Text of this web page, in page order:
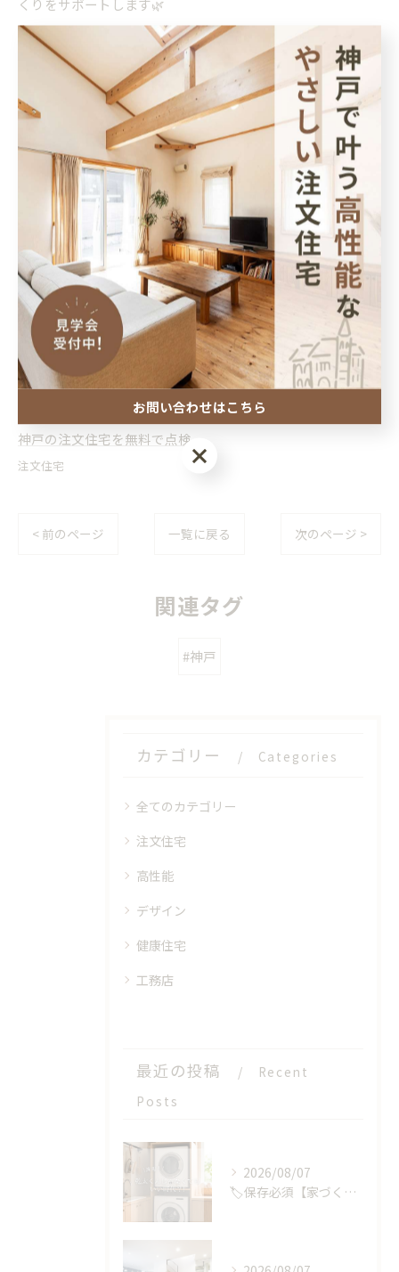
くりをサポートします🌿
🔎施工対応エリア 神戸市・西宮市・芦屋市・明石市・三田
市・ 宝塚市・伊丹市・尼崎市・淡路市
TEL：0120-807-418
📃無料設計相談／資料請求／見学会予約は プロフィールの
リンクから申し込み可能です
ほかの投稿も見る @anjuhome
ーーーーーーーーーーーーーーーーーーー
#ランドリールーム #家事ラク動線 #注文住宅 #神戸 #あん
じゅホーム
神戸の注文住宅を無料で点検
注文住宅
< 前のページ 一覧に戻る 次のページ >
関連タグ
#神戸
カテゴリー Categories
全てのカテゴリー
注文住宅
高性能
デザイン
健康住宅
工務店
最近の投稿
Recent
Posts
2026/08/07
🏷️保存必須【家づくりの選択肢】が、またひとつ増えました🏡✨
お問い合わせはこちら
お問い合わせはこちら